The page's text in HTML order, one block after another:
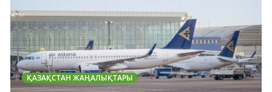
ҚАЗАҚСТАН ЖАҢАЛЫҚТАРЫ